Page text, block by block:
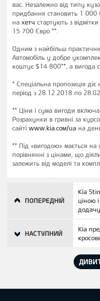
вас. Незалежно від типу
придбання становить 1 000
на хетч стартують з
15 700 Євро **.
Одним з найбільш
Автомобіль у добре
коштує $14 800**, а вигода
* Спеціальна пропозиція
період з 28.12.2018 по
** Ціни і сума вигоди
Розрахунки в гривні за
сайті www.kia.сом/ua на
** Під «вигодою» мається на
порівнянні з цінами, що
залежить від моделі та
ПОПЕРЕДНІЙ
Kia
ціною
НАСТУПНИЙ
Kia